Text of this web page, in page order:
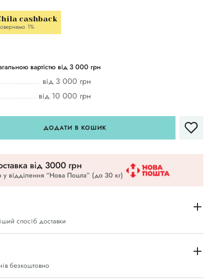
cashback
1%
вартістю від 3 000 грн
від 3 000 грн
від 10 000 грн
ДОДАТИ В КОШИК
вiд 3000 грн
відділення “Нова Пошта” (до 30 кг)
спосіб доставки
безкоштовно